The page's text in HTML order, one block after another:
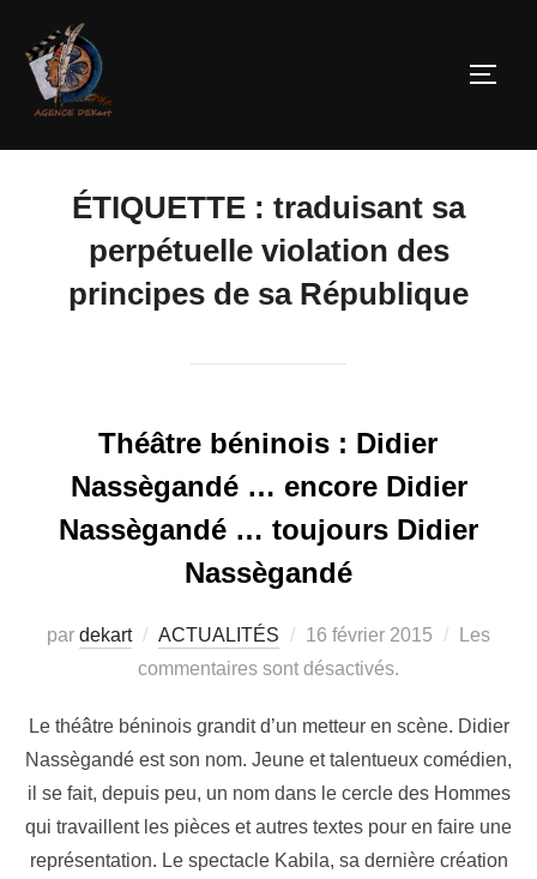
ÉTIQUETTE : traduisant sa
perpétuelle violation des
principes de sa République
Théâtre béninois : Didier
Nassègandé … encore Didier
Nassègandé … toujours Didier
Nassègandé
par dekart ACTUALITÉS 16 février 2015
Les
commentaires sont désactivés.
Le théâtre béninois grandit d’un metteur en scène. Didier
Nassègandé est son nom. Jeune et talentueux comédien,
il se fait, depuis peu, un nom dans le cercle des Hommes
qui travaillent les pièces et autres textes pour en faire une
représentation. Le spectacle Kabila, sa dernière création